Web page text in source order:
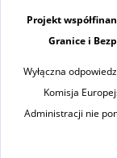
Projekt
Granice i
Wyłączna
Komisja
Administracji nie